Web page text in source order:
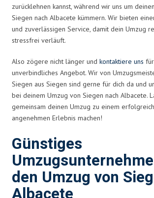
zurücklehnen kannst, während wir uns um
Siegen nach Albacete kümmern. Wir bieten
und zuverlässigen Service, damit dein Umzug
stressfrei verläuft.
Also zögere nicht länger und kontaktiere uns
unverbindliches Angebot. Wir von
Siegen aus Siegen sind gerne für dich da und
bei deinem Umzug von Siegen nach Albacete.
gemeinsam deinen Umzug zu einem
angenehmen Erlebnis machen!
Günstiges
den Umzug von